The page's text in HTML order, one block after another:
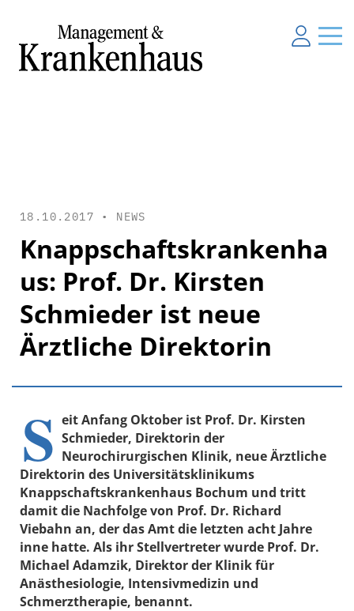
18.10.2017 • NEWS
Knappschaftskrankenha
us: Prof. Dr. Kirsten
Schmieder ist neue
Ärztliche Direktorin
S eit Anfang Oktober ist Prof. Dr. Kirsten
Schmieder, Direktorin der
Neurochirurgischen Klinik, neue Ärztliche
Direktorin des Universitätsklinikums
Knappschaftskrankenhaus Bochum und tritt
damit die Nachfolge von Prof. Dr. Richard
Viebahn an, der das Amt die letzten acht Jahre
inne hatte. Als ihr Stellvertreter wurde Prof. Dr.
Michael Adamzik, Direktor der Klinik für
Anästhesiologie, Intensivmedizin und
Schmerztherapie, benannt.